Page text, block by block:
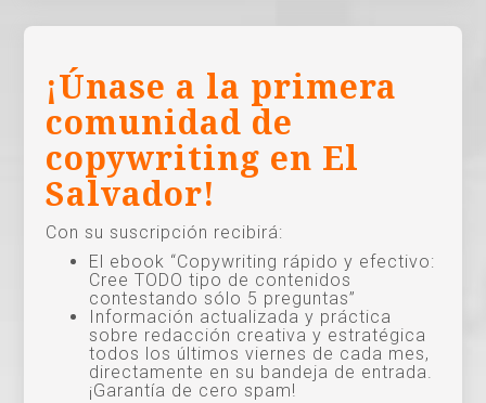
¡Únase a la primera
comunidad de
copywriting en El
Salvador!
Con su suscripción recibirá:
El ebook “Copywriting rápido y efectivo:
Cree TODO tipo de contenidos
contestando sólo 5 preguntas”
Información actualizada y práctica
sobre redacción creativa y estratégica
todos los últimos viernes de cada mes,
directamente en su bandeja de entrada.
¡Garantía de cero spam!